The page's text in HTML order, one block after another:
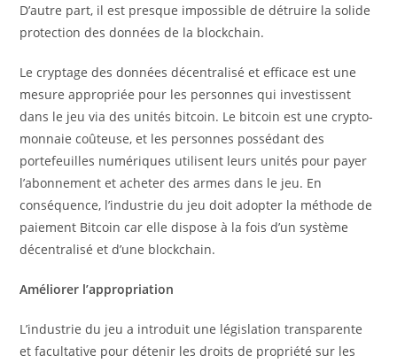
D’autre part, il est presque impossible de détruire la solide
protection des données de la blockchain.
Le cryptage des données décentralisé et efficace est une
mesure appropriée pour les personnes qui investissent
dans le jeu via des unités bitcoin. Le bitcoin est une crypto-
monnaie coûteuse, et les personnes possédant des
portefeuilles numériques utilisent leurs unités pour payer
l’abonnement et acheter des armes dans le jeu. En
conséquence, l’industrie du jeu doit adopter la méthode de
paiement Bitcoin car elle dispose à la fois d’un système
décentralisé et d’une blockchain.
Améliorer l’appropriation
L’industrie du jeu a introduit une législation transparente
et facultative pour détenir les droits de propriété sur les